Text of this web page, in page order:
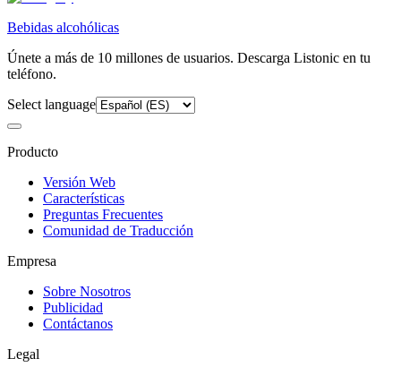
Bebidas alcohólicas
Únete a más de 10 millones de usuarios. Descarga Listonic en tu
teléfono.
Select language
Producto
Versión Web
Características
Preguntas Frecuentes
Comunidad de Traducción
Empresa
Sobre Nosotros
Publicidad
Contáctanos
Legal